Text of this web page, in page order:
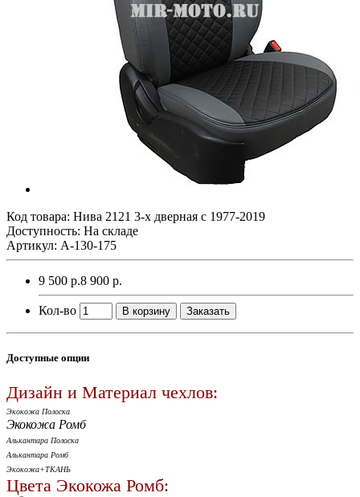
Код товара: Нива 2121 3-х дверная с 1977-2019
Доступность: На складе
Артикул: A-130-175
9 500 р.8 900 р.
Кол-во В корзину Заказать
Доступные опции
Дизайн и Материал чехлов:
Экокожа Полоска
Экокожа Ромб
Алькантара Полоска
Алькантара Ромб
Экокожа+ТКАНЬ
Цвета Экокожа Ромб: